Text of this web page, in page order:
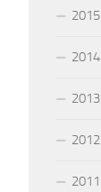
2015
2014
2013
2012
2011